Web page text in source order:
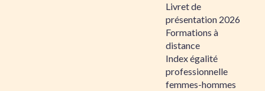
Livret de
présentation 2026
Formations à
distance
Index égalité
professionnelle
femmes-hommes